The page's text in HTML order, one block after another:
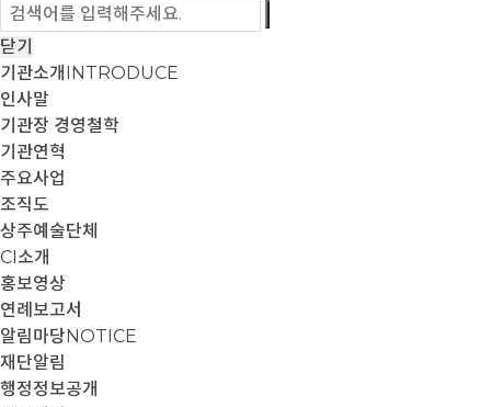
닫기
기관소개 INTRODUCE
인사말
기관장 경영철학
기관연혁
주요사업
조직도
상주예술단체
CI소개
홍보영상
연례보고서
알림마당NOTICE
재단알림
행정정보공개